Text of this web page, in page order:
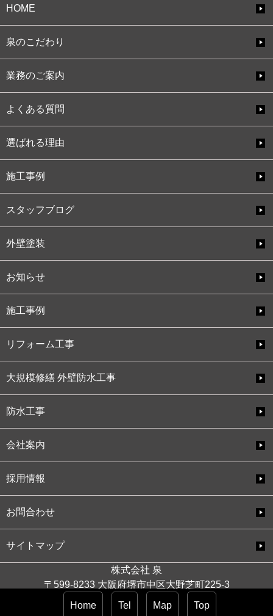
HOME
泉のこだわり
業務のご案内
よくある質問
選ばれる理由
施工事例
スタッフブログ
外壁塗装
お知らせ
施工事例
リフォーム工事
大規模修繕 外壁防水工事
防水工事
会社案内
採用情報
お問合わせ
サイトマップ
株式会社 泉
〒599-8233 大阪府堺市中区大野芝町225-3
電話番号:072-234-6525
建設許可:大阪府知事許可(般-31)第141019号
Home Tel Map Top